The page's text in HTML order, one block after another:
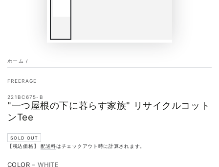
ホーム /
FREERAGE
221BC675-B
"一つ屋根の下に暮らす家族" リサイクルコット
ンTee
SOLD OUT
【税込価格】 配送料はチェックアウト時に計算されます。
COLOR– WHITE